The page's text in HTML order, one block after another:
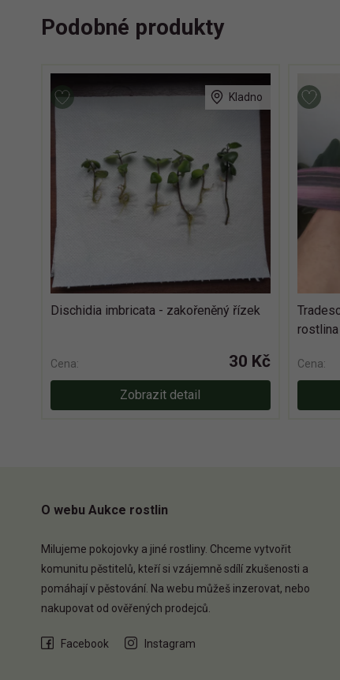
Podobné produkty
Kladno
Dischidia imbricata - zakořeněný řízek
Cena: 30 Kč
Zobrazit detail
rostlina
Cena:
O webu Aukce rostlin
Milujeme pokojovky a jiné rostliny. Chceme vytvořit
komunitu pěstitelů, kteří si vzájemně sdílí zkušenosti a
pomáhají v pěstování. Na webu můžeš inzerovat, nebo
nakupovat od ověřených prodejců.
Facebook Instagram